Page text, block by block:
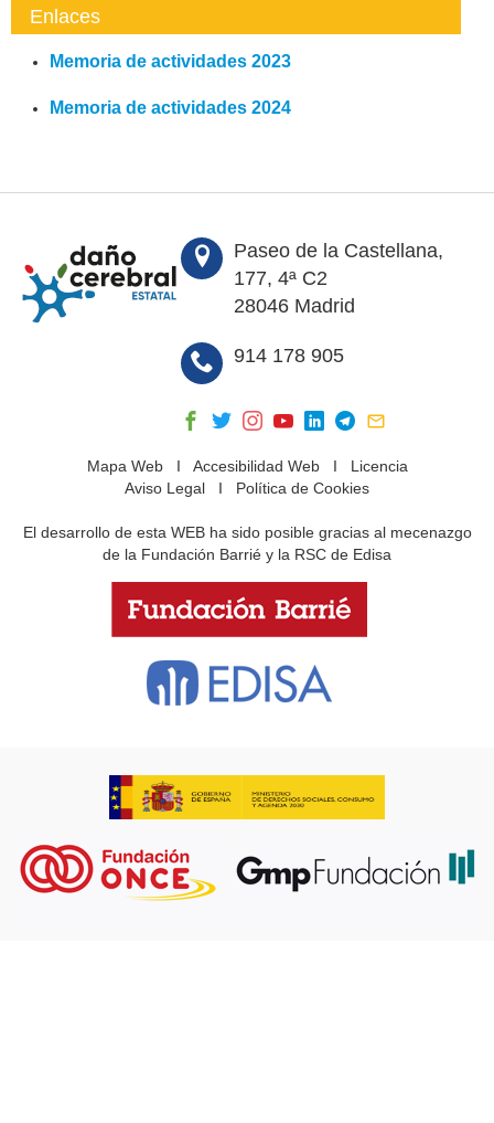
Enlaces
Memoria de actividades 2023
Memoria de actividades 2024
Paseo de la Castellana,
177, 4ª C2
28046 Madrid
914 178 905
Mapa WebI Accesibilidad WebI Licencia
Aviso Legal I Política de Cookies
El desarrollo de esta WEB ha sido posible gracias al mecenazgo
de la Fundación Barrié y la RSC de Edisa